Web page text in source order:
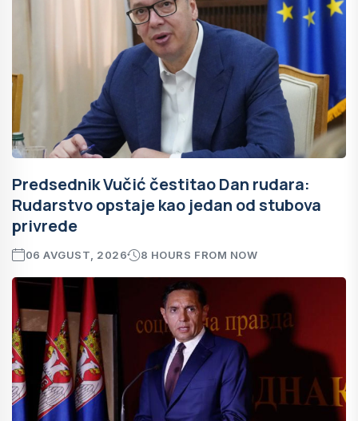
Predsednik Vučić čestitao Dan rudara:
Rudarstvo opstaje kao jedan od stubova
privrede
06 AVGUST, 2026 8 HOURS FROM NOW